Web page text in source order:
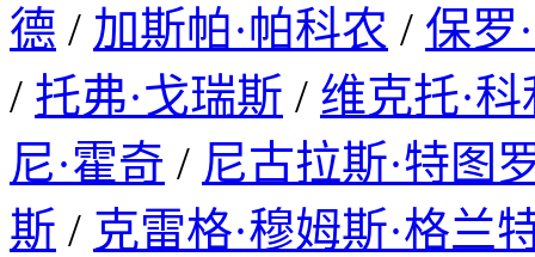
德 / 加斯帕·帕科农 / 保罗
/ 托弗·戈瑞斯 / 维克托·
尼·霍奇 / 尼古拉斯·特图
斯 / 克雷格·穆姆斯·格兰